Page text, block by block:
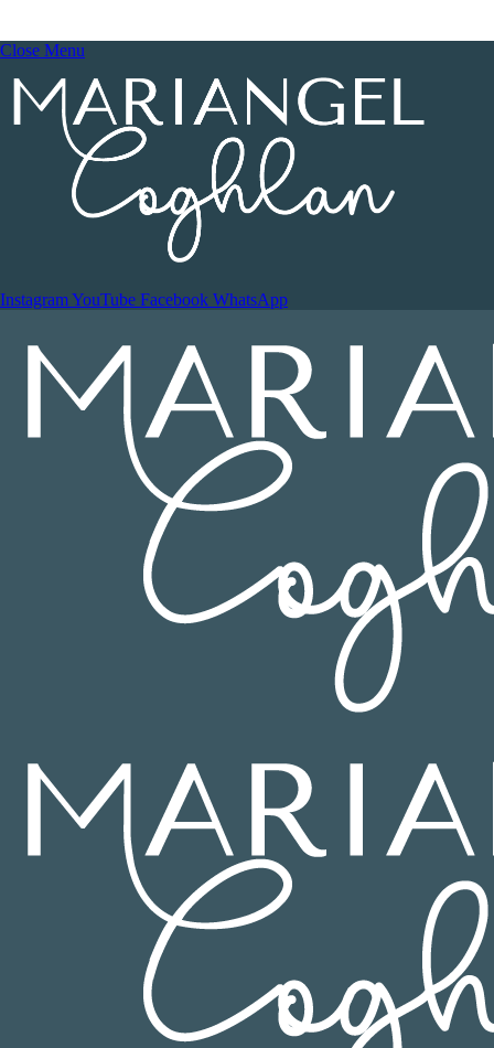
Close Menu
InstagramYouTube Facebook WhatsApp